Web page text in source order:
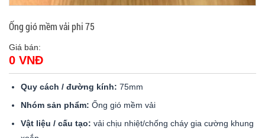
Ống gió mềm vải phi 75
Giá bán:
0 VNĐ
Quy cách / đường kính: 75mm
Nhóm sản phẩm: Ống gió mềm vải
Vật liệu / cấu tạo: vải chịu nhiệt/chống cháy gia cường khung